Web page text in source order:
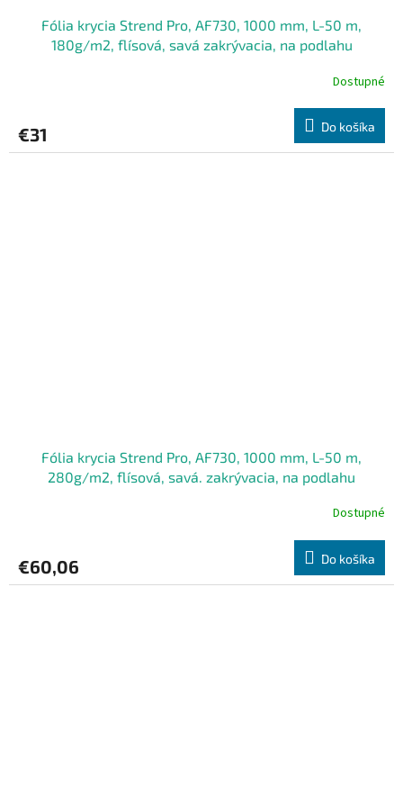
Fólia krycia Strend Pro, AF730, 1000 mm, L-50 m,
180g/m2, flísová, savá zakrývacia, na podlahu
Dostupné
€31 Do košíka
Fólia krycia Strend Pro, AF730, 1000 mm, L-50 m,
280g/m2, flísová, savá. zakrývacia, na podlahu
Dostupné
€60,06 Do košíka